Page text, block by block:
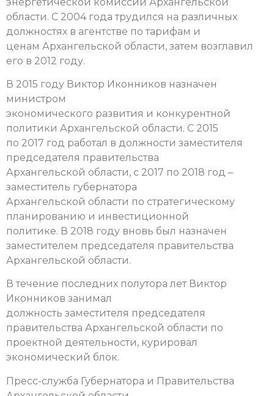
области. С 2004 года трудился на различных
должностях в агентстве по тарифам и
ценам Архангельской области, затем возглавил
его в 2012 году.
В 2015 году Виктор Иконников назначен
министром
экономического развития и конкурентной
политики Архангельской области. С 2015
по 2017 год работал в должности заместителя
председателя правительства
Архангельской области, с 2017 по 2018 год –
заместитель губернатора
Архангельской области по стратегическому
планированию и инвестиционной
политике. В 2018 году вновь был назначен
заместителем председателя правительства
Архангельской области.
В течение последних полутора лет Виктор
Иконников занимал
должность заместителя председателя
правительства Архангельской области по
проектной деятельности, курировал
экономический блок.
Пресс-служба Губернатора и Правительства